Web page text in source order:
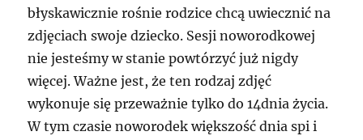
błyskawicznie rośnie rodzice chcą uwiecznić na
zdjęciach swoje dziecko. Sesji noworodkowej
nie jesteśmy w stanie powtórzyć już nigdy
więcej. Ważne jest, że ten rodzaj zdjęć
wykonuje się przeważnie tylko do 14dnia życia.
W tym czasie noworodek większość dnia spi i